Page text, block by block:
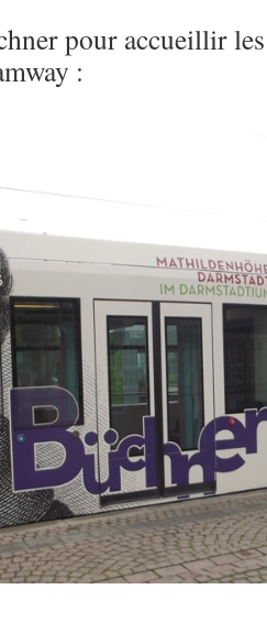
pour accueillir
: